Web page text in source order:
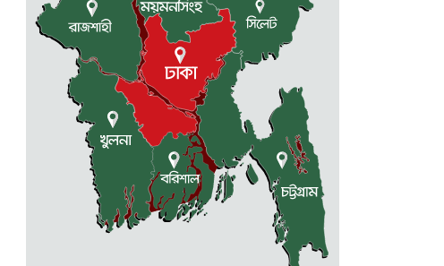
2 weeks আগে
গৌরীপুরের কালীপুর ছোট তরফ
জমিদারবাড়ির...
2 weeks আগে
জুলাই স্মরণে পূর্বধলায় সংলাপ ও...